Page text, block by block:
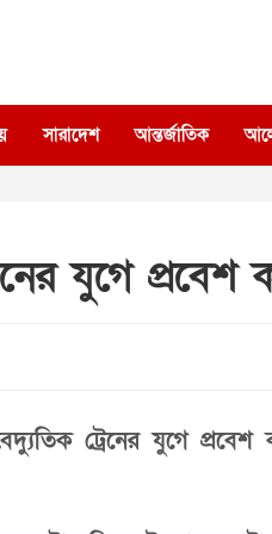
সারাদেশ আন্তর্জাতিক
যুগে প্রবেশ
ট্রেনের যুগে প্রবেশ